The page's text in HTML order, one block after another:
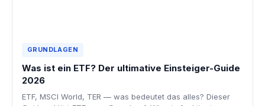
GRUNDLAGEN
Was ist ein ETF? Der ultimative Einsteiger-Guide
2026
ETF, MSCI World, TER — was bedeutet das alles? Dieser